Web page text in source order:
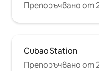
Препоръчвано от
Cubao Station
Препоръчвано от